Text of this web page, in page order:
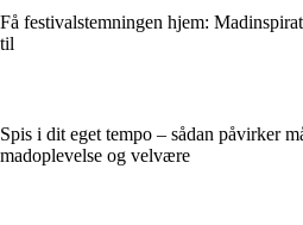
Få festivalstemningen hjem:
til
Spis i dit eget tempo – sådan påvirker
madoplevelse og velvære